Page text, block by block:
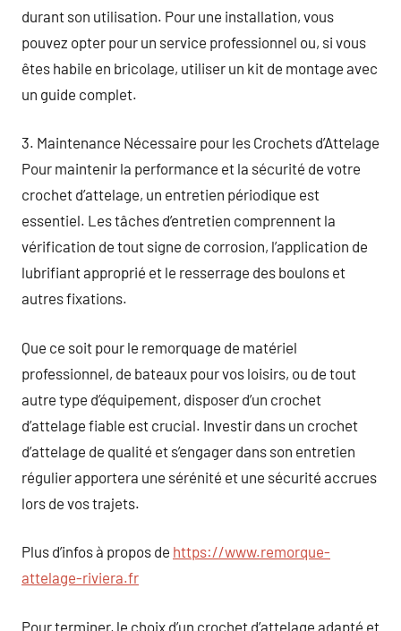
durant son utilisation. Pour une installation, vous
pouvez opter pour un service professionnel ou, si vous
êtes habile en bricolage, utiliser un kit de montage avec
un guide complet.
3. Maintenance Nécessaire pour les Crochets d’Attelage
Pour maintenir la performance et la sécurité de votre
crochet d’attelage, un entretien périodique est
essentiel. Les tâches d’entretien comprennent la
vérification de tout signe de corrosion, l’application de
lubrifiant approprié et le resserrage des boulons et
autres fixations.
Que ce soit pour le remorquage de matériel
professionnel, de bateaux pour vos loisirs, ou de tout
autre type d’équipement, disposer d’un crochet
d’attelage fiable est crucial. Investir dans un crochet
d’attelage de qualité et s’engager dans son entretien
régulier apportera une sérénité et une sécurité accrues
lors de vos trajets.
Plus d’infos à propos de https://www.remorque-
attelage-riviera.fr
Pour terminer, le choix d’un crochet d’attelage adapté et